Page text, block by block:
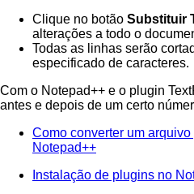
Clique no botão Substituir
alterações a todo o
Todas as linhas serão
especificado de caracteres.
Com o Notepad++ e o plugin
antes e depois de um certo
Como converter um
Notepad++
Instalação de plugins no